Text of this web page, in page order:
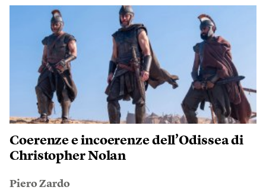
Coerenze e incoerenze dell’Odissea di
Christopher Nolan
Piero Zardo